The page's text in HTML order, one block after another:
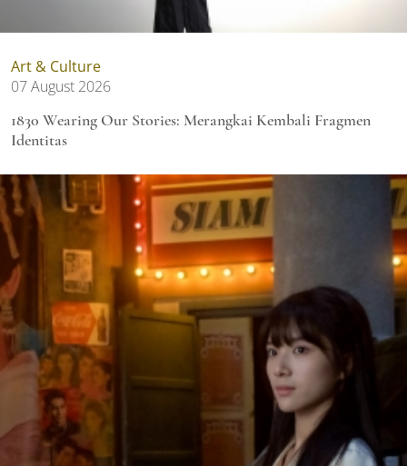
Art & Culture
07 August 2026
1830 Wearing Our Stories: Merangkai Kembali Fragmen
Identitas